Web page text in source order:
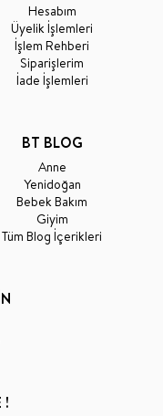
Hesabım
Üyelik İşlemleri
İşlem Rehberi
Siparişlerim
İade İşlemleri
BT BLOG
Anne
Yenidoğan
Bebek Bakım
Giyim
Tüm Blog İçerikleri
!